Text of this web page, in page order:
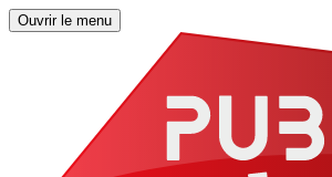
Ouvrir le menu